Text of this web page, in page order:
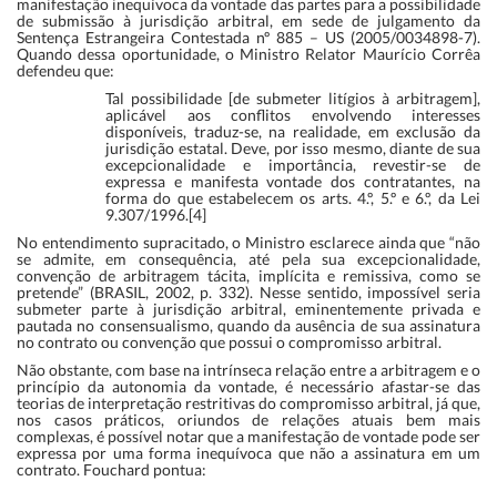
manifestação inequívoca da vontade das partes para a possibilidade
de submissão à jurisdição arbitral, em sede de julgamento da
Sentença Estrangeira Contestada nº 885 – US (2005/0034898-7).
Quando dessa oportunidade, o Ministro Relator Maurício Corrêa
defendeu que:
Tal possibilidade [de submeter litígios à arbitragem],
aplicável aos conflitos envolvendo interesses
disponíveis, traduz-se, na realidade, em exclusão da
jurisdição estatal. Deve, por isso mesmo, diante de sua
excepcionalidade e importância, revestir-se de
expressa e manifesta vontade dos contratantes, na
forma do que estabelecem os arts. 4.º, 5.º e 6.º, da Lei
9.307/1996.[4]
No entendimento supracitado, o Ministro esclarece ainda que “não
se admite, em consequência, até pela sua excepcionalidade,
convenção de arbitragem tácita, implícita e remissiva, como se
pretende” (BRASIL, 2002, p. 332). Nesse sentido, impossível seria
submeter parte à jurisdição arbitral, eminentemente privada e
pautada no consensualismo, quando da ausência de sua assinatura
no contrato ou convenção que possui o compromisso arbitral.
Não obstante, com base na intrínseca relação entre a arbitragem e o
princípio da autonomia da vontade, é necessário afastar-se das
teorias de interpretação restritivas do compromisso arbitral, já que,
nos casos práticos, oriundos de relações atuais bem mais
complexas, é possível notar que a manifestação de vontade pode ser
expressa por uma forma inequívoca que não a assinatura em um
contrato. Fouchard pontua: